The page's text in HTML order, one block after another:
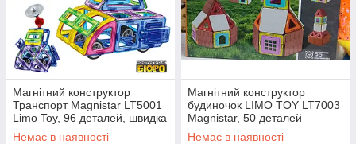
Магнітний конструктор
Транспорт Magnistar LT5001
Limo Toy, 96 деталей, швидка
відправка
Немає в наявності
Магнітний конструктор
будиночок LIMO TOY LT7003
Magnistar, 50 деталей
Немає в наявності